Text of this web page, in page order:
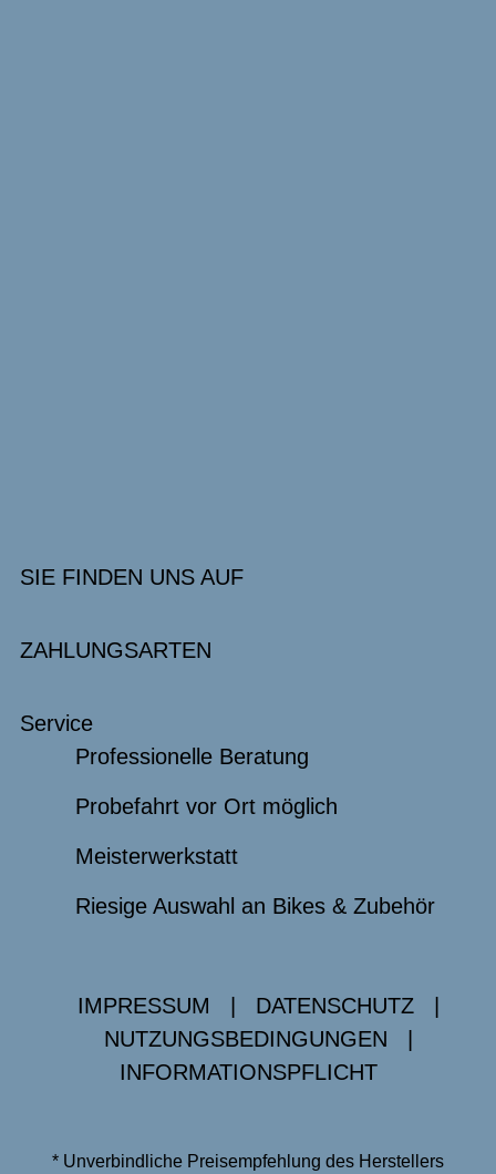
SIE FINDEN UNS AUF
ZAHLUNGSARTEN
Service
Professionelle Beratung
Probefahrt vor Ort möglich
Meisterwerkstatt
Riesige Auswahl an Bikes & Zubehör
IMPRESSUM DATENSCHUTZ
NUTZUNGSBEDINGUNGEN
INFORMATIONSPFLICHT
* Unverbindliche Preisempfehlung des Herstellers